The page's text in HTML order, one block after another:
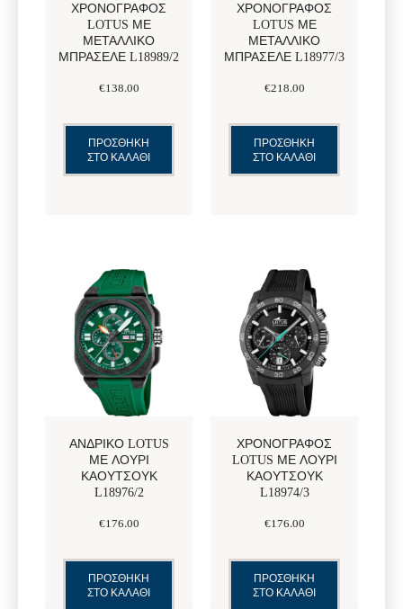
ΧΡΟΝΟΓΡΆΦΟΣ
LOTUS ΜΕ
ΜΕΤΑΛΛΙΚΌ
ΜΠΡΑΣΕΛΈ L18989/2
€138.00
ΠΡΟΣΘΗΚΗ
ΣΤΟ ΚΑΛΑΘΙ
ΧΡΟΝΟΓΡΆΦΟΣ
LOTUS ΜΕ
ΜΕΤΑΛΛΙΚΌ
ΜΠΡΑΣΕΛΈ L18977/3
€218.00
ΠΡΟΣΘΗΚΗ
ΣΤΟ ΚΑΛΑΘΙ
ΑΝΔΡΙΚΌ LOTUS
ΜΕ ΛΟΥΡΊ
ΚΑΟΥΤΣΟΎΚ
L18976/2
€176.00
ΠΡΟΣΘΗΚΗ
ΣΤΟ ΚΑΛΑΘΙ
ΧΡΟΝΟΓΡΆΦΟΣ
LOTUS ΜΕ ΛΟΥΡΊ
ΚΑΟΥΤΣΟΎΚ
L18974/3
€176.00
ΠΡΟΣΘΗΚΗ
ΣΤΟ ΚΑΛΑΘΙ